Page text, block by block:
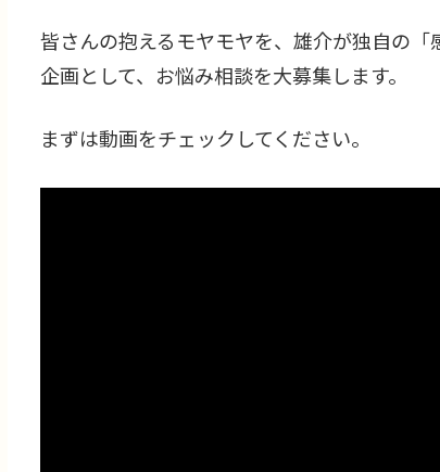
皆さんの抱えるモヤモヤを、雄介が独自の
企画として、お悩み相談を大募集します。
まずは動画をチェックしてください。